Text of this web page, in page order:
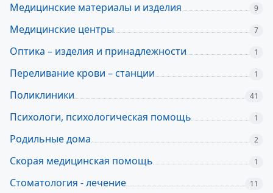
Медицинские материалы и изделия 9
Медицинские центры 7
Оптика – изделия и принадлежности 1
Переливание крови – станции 1
Поликлиники 41
Психологи, психологическая помощь 1
Родильные дома 2
Скорая медицинская помощь 1
Стоматология - лечение 11